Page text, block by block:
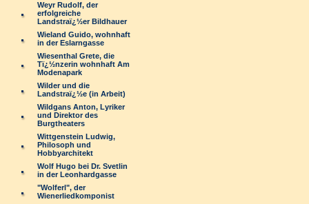
Weyr Rudolf, der
erfolgreiche
Landstraï¿½er Bildhauer
Wieland Guido, wohnhaft
in der Eslarngasse
Wiesenthal Grete, die
Tï¿½nzerin wohnhaft Am
Modenapark
Wilder und die
Landstraï¿½e (in Arbeit)
Wildgans Anton, Lyriker
und Direktor des
Burgtheaters
Wittgenstein Ludwig,
Philosoph und
Hobbyarchitekt
Wolf Hugo bei Dr. Svetlin
in der Leonhardgasse
"Wolferl", der
Wienerliedkomponist